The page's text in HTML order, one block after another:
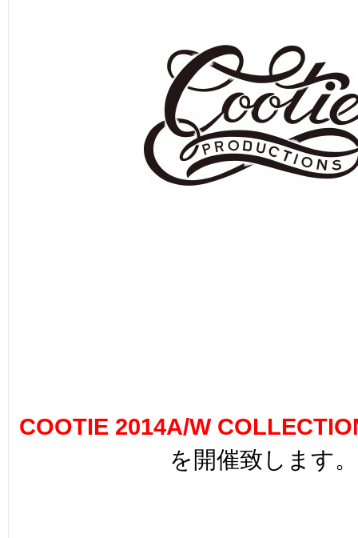
COOTIE 2014A/W
を開催致します。